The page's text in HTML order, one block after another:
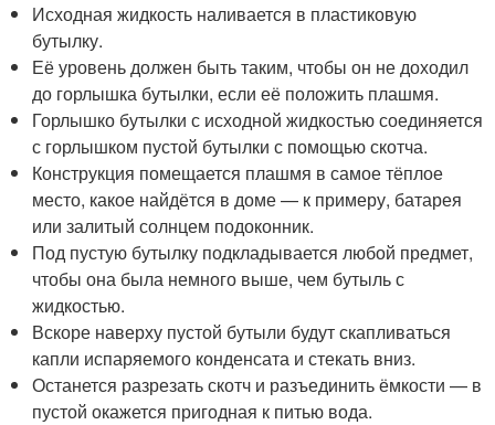
Исходная жидкость наливается в пластиковую
бутылку.
Её уровень должен быть таким, чтобы он не доходил
до горлышка бутылки, если её положить плашмя.
Горлышко бутылки с исходной жидкостью соединяется
с горлышком пустой бутылки с помощью скотча.
Конструкция помещается плашмя в самое тёплое
место, какое найдётся в доме — к примеру, батарея
или залитый солнцем подоконник.
Под пустую бутылку подкладывается любой предмет,
чтобы она была немного выше, чем бутыль с
жидкостью.
Вскоре наверху пустой бутыли будут скапливаться
капли испаряемого конденсата и стекать вниз.
Останется разрезать скотч и разъединить ёмкости — в
пустой окажется пригодная к питью вода.